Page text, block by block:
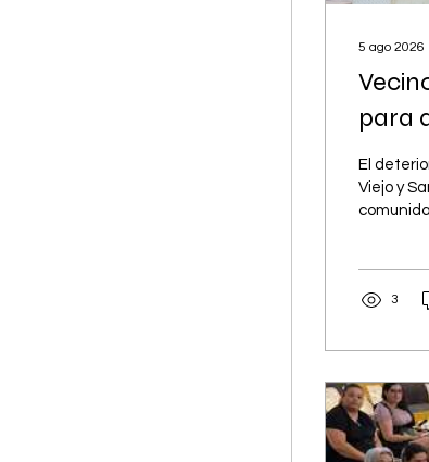
5 ago 2026
para
El
Viejo y
atender
3